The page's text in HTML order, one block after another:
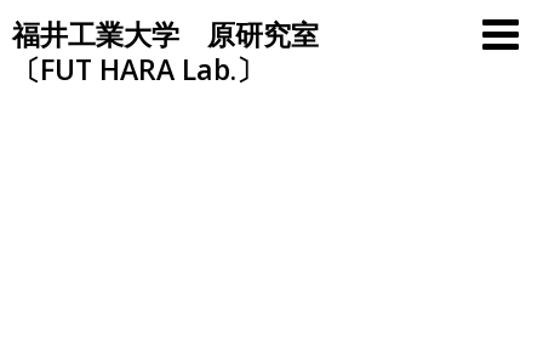
Skip
to
content
福井工業大学 原研究室
〔FUT HARA Lab.〕